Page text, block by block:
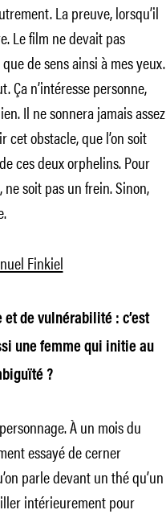
La preuve, lorsqu’il
Le film ne devait pas
de sens ainsi à mes yeux.
Ça n’intéresse personne,
Il ne sonnera jamais assez
obstacle, que l’on soit
ces deux orphelins. Pour
soit pas un frein. Sinon,
Finkiel
de vulnérabilité : c’est
une femme qui initie au
?
À un mois du
essayé de cerner
parle devant un thé qu’un
intérieurement pour